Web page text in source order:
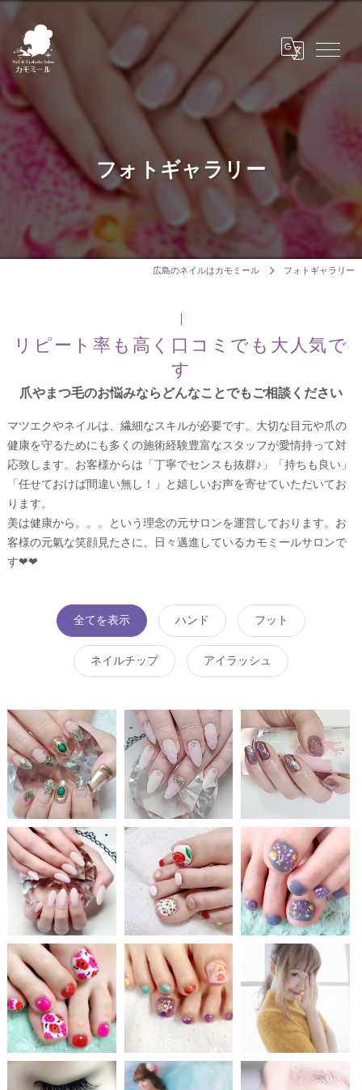
フォトギャラリー
広島のネイルはカモミール フォトギャラリー
リピート率も高く口コミでも大人気で
す
爪やまつ毛のお悩みならどんなことでもご相談ください
マツエクやネイルは、繊細なスキルが必要です。大切な目元や爪の
健康を守るためにも多くの施術経験豊富なスタッフが愛情持って対
応致します。お客様からは「丁寧でセンスも抜群♪」「持ちも良い」
「任せておけば間違い無し！」と嬉しいお声を寄せていただいてお
ります。
美は健康から。。。という理念の元サロンを運営しております。お
客様の元氣な笑顔見たさに、日々邁進しているカモミールサロンで
す❤❤
全てを表示 ハンド フット
ネイルチップ アイラッシュ